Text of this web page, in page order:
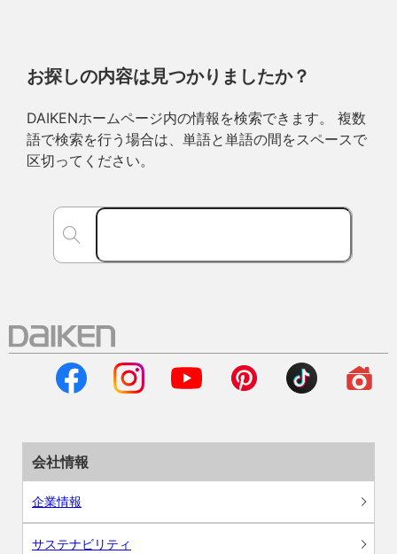
お探しの内容は見つかりましたか？
DAIKENホームページ内の情報を検索できます。 複数
語で検索を行う場合は、単語と単語の間をスペースで
区切ってください。
会社情報
企業情報
サステナビリティ